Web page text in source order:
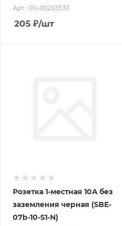
Арт.: 00-00203533
205 ₽/шт
Розетка 1-местная 10А без
заземления черная (SBE-
07b-10-S1-N)